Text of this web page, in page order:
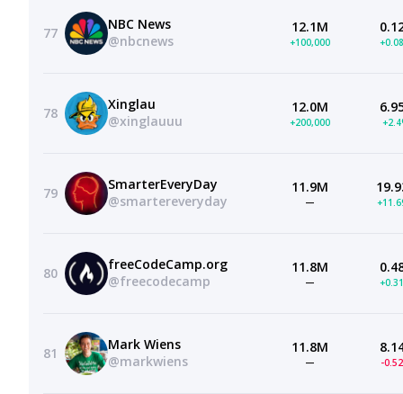
77
NBC News
@nbcnews
12.1M
+100,000
78
Xinglau
@xinglauuu
12.0M
+200,000
79
SmarterEveryDay
@smartereveryday
11.9M
—
80
freeCodeCamp.org
@freecodecamp
11.8M
—
81
Mark Wiens
@markwiens
11.8M
— -